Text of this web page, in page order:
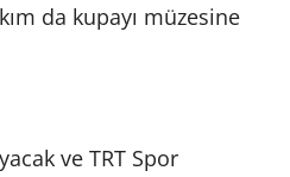
da kupayı müzesine
ve TRT Spor